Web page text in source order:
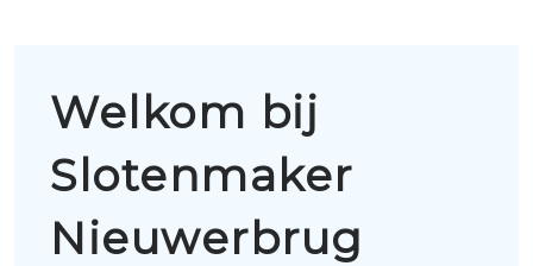
Welkom bij
Slotenmaker
Nieuwerbrug